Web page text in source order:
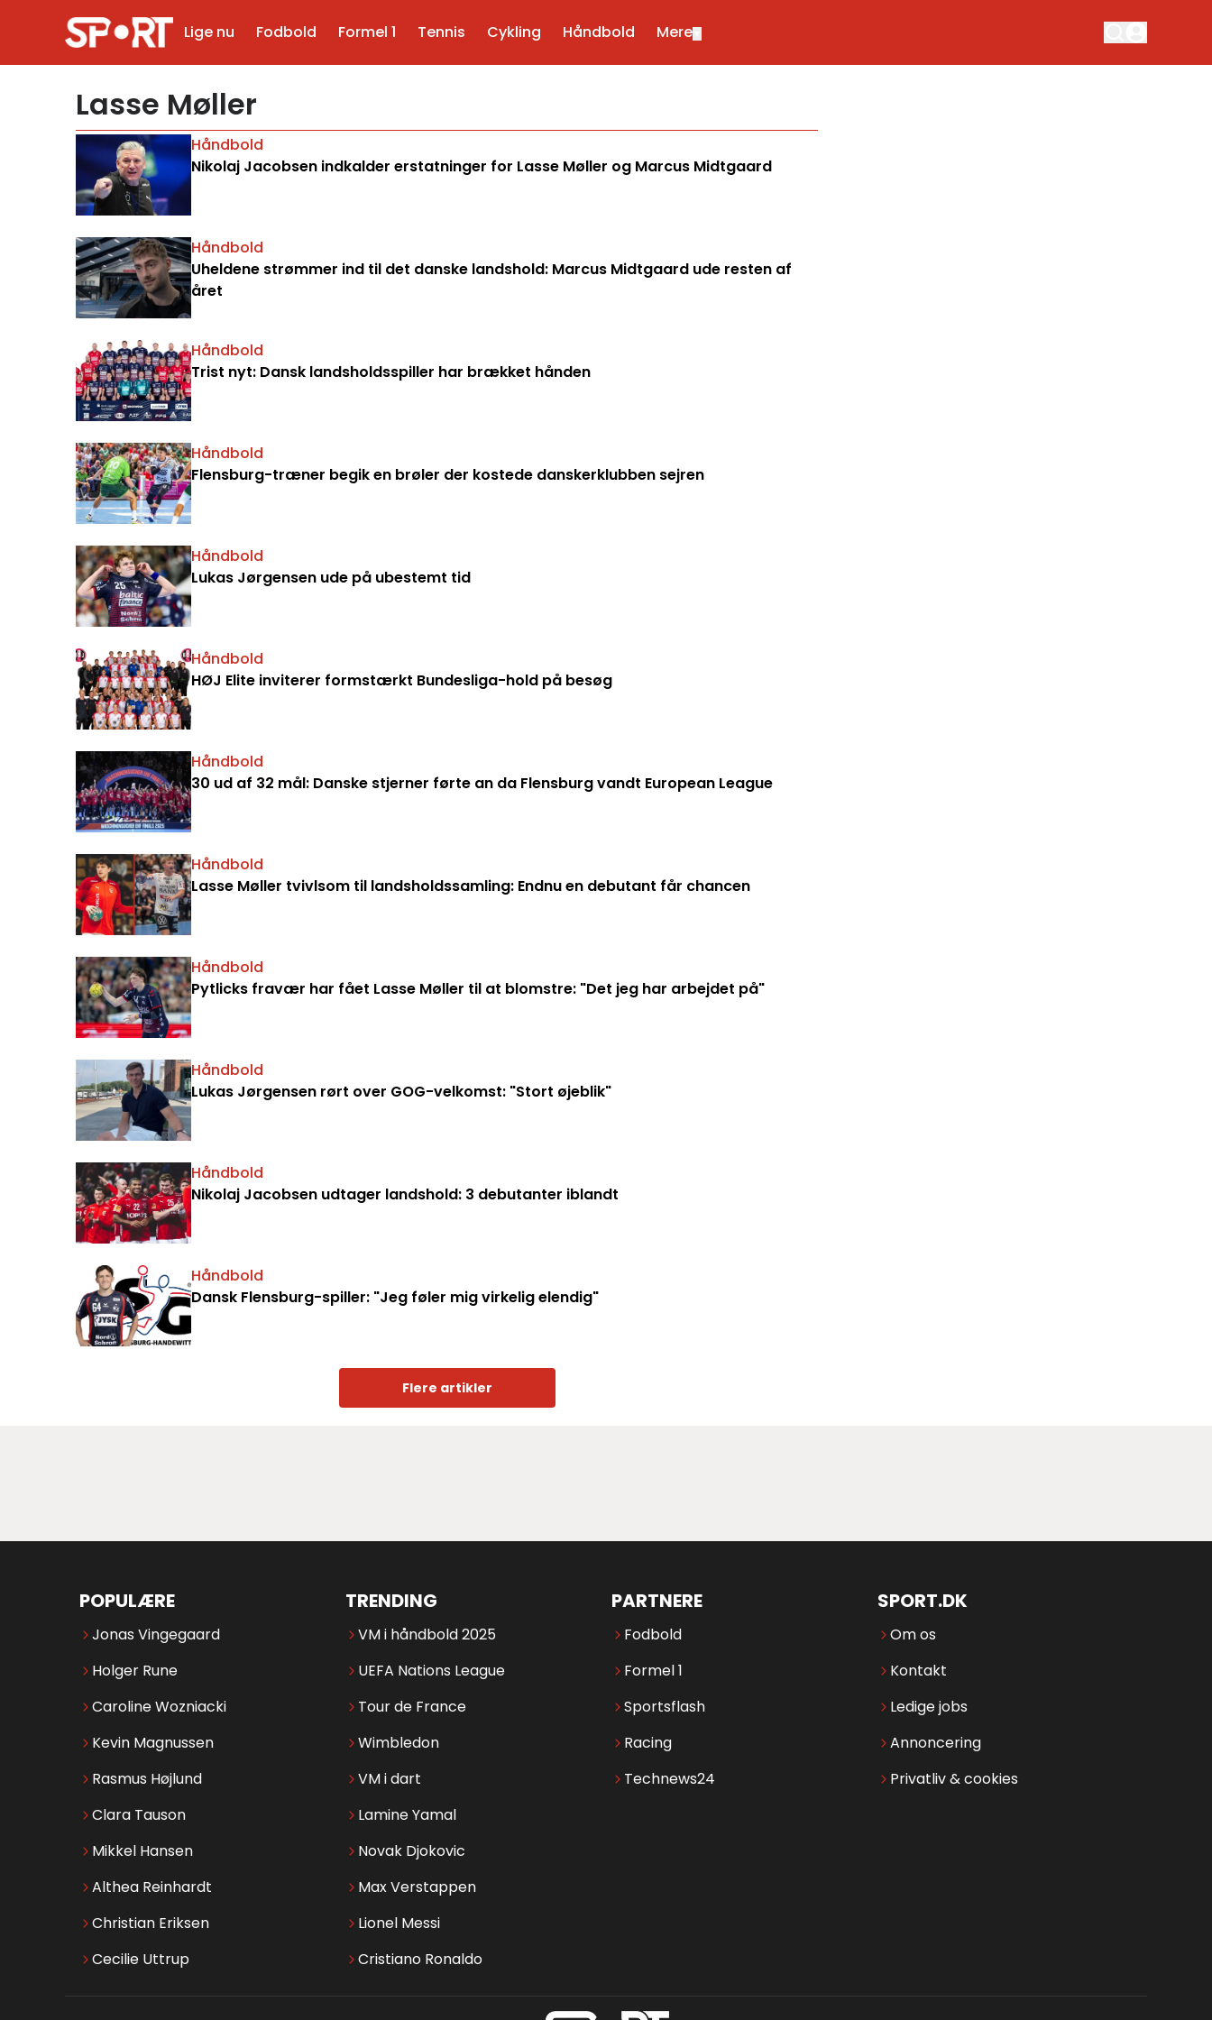
Lige nu Fodbold Formel 1 Tennis Cykling Håndbold Mere
Lasse Møller
Håndbold
Nikolaj Jacobsen indkalder erstatninger for Lasse Møller og Marcus Midtgaard
Håndbold
Uheldene strømmer ind til det danske landshold: Marcus Midtgaard ude resten af
året
Håndbold
Trist nyt: Dansk landsholdsspiller har brækket hånden
Håndbold
Flensburg-træner begik en brøler der kostede danskerklubben sejren
Håndbold
Lukas Jørgensen ude på ubestemt tid
Håndbold
HØJ Elite inviterer formstærkt Bundesliga-hold på besøg
Håndbold
30 ud af 32 mål: Danske stjerner førte an da Flensburg vandt European League
Håndbold
Lasse Møller tvivlsom til landsholdssamling: Endnu en debutant får chancen
Håndbold
Pytlicks fravær har fået Lasse Møller til at blomstre: "Det jeg har arbejdet på"
Håndbold
Lukas Jørgensen rørt over GOG-velkomst: "Stort øjeblik"
Håndbold
Nikolaj Jacobsen udtager landshold: 3 debutanter iblandt
Håndbold
Dansk Flensburg-spiller: "Jeg føler mig virkelig elendig"
Flere artikler
POPULÆRE
Jonas Vingegaard
Holger Rune
Caroline Wozniacki
Kevin Magnussen
Rasmus Højlund
Clara Tauson
Mikkel Hansen
Althea Reinhardt
Christian Eriksen
Cecilie Uttrup
TRENDING
VM i håndbold 2025
UEFA Nations League
Tour de France
Wimbledon
VM i dart
Lamine Yamal
Novak Djokovic
Max Verstappen
Lionel Messi
Cristiano Ronaldo
PARTNERE
Fodbold
Formel 1
Sportsflash
Racing
Technews24
SPORT.DK
Om os
Kontakt
Ledige jobs
Annoncering
Privatliv & cookies